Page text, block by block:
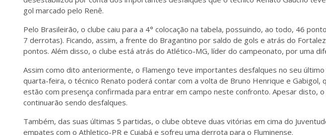
gol marcado pelo Renê.
Pelo Brasileirão, o clube caiu para a 4° colocação na tabela, possuindo, ao todo, 46
7 derrotas). Ficando, assim, a frente do Bragantino por saldo de gols e atrás do
pontos. Além disso, o clube está atrás do Atlético-MG, líder do campeonato, por uma
Assim como dito anteriormente, o Flamengo teve importantes desfalques no seu
quarta-feira, o técnico Renato poderá contar com a volta de Bruno Henrique e Gabigol,
estão com presença confirmada para entrar em campo neste confronto. Apesar disto,
continuarão sendo desfalques.
Também, das suas últimas 5 partidas, o clube obteve duas vitórias em cima do
empates com o Athletico-PR e Cuiabá e sofreu uma derrota para o Fluminense.